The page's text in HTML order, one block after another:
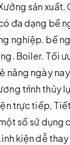
sản xuất.
đa dạng bề
nghiệp. bề
Boiler. Tối
nâng ngày
trình thủy
trực tiếp,
số sử dụng
kiện dễ